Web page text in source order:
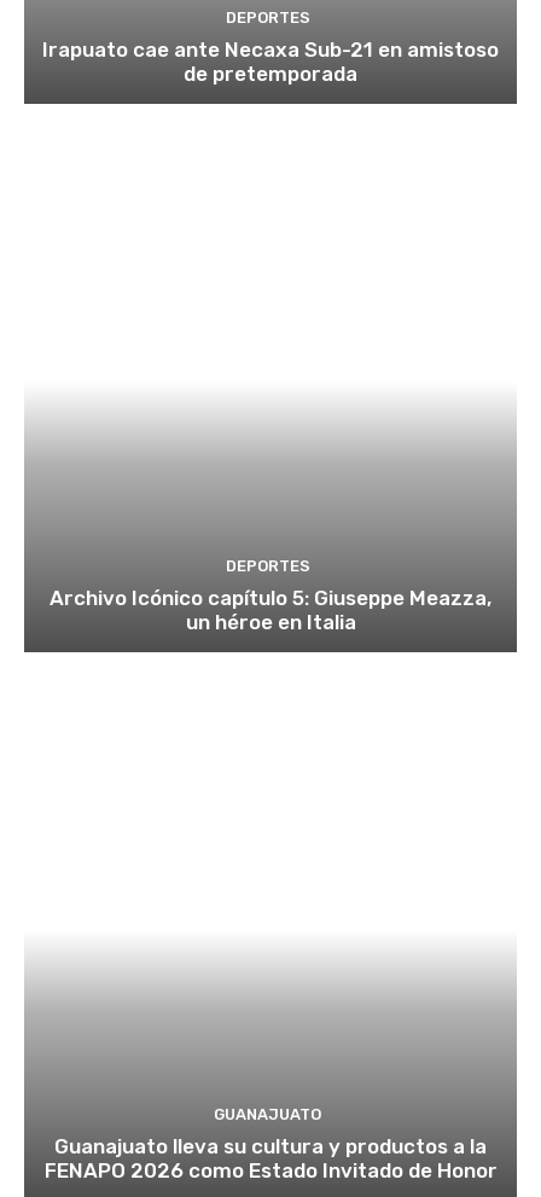
DEPORTES
Irapuato cae ante Necaxa Sub-21 en amistoso
de pretemporada
DEPORTES
Archivo Icónico capítulo 5: Giuseppe Meazza,
un héroe en Italia
GUANAJUATO
Guanajuato lleva su cultura y productos a la
FENAPO 2026 como Estado Invitado de Honor